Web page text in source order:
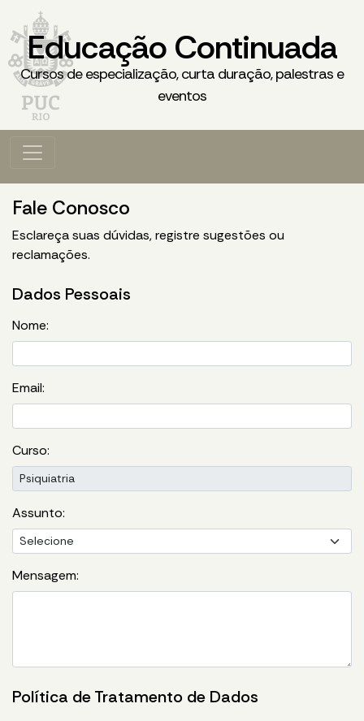
Educação Continuada
Cursos de especialização, curta duração, palestras e
eventos
Fale Conosco
Esclareça suas dúvidas, registre sugestões ou
reclamações.
Dados Pessoais
Nome:
Email:
Curso:
Assunto:
Mensagem:
Política de Tratamento de Dados